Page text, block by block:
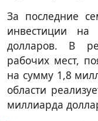
За последние
инвестиции
долларов. В
рабочих мест,
на сумму 1,8
области
миллиарда